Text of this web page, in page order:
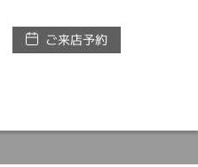
ご来店予約